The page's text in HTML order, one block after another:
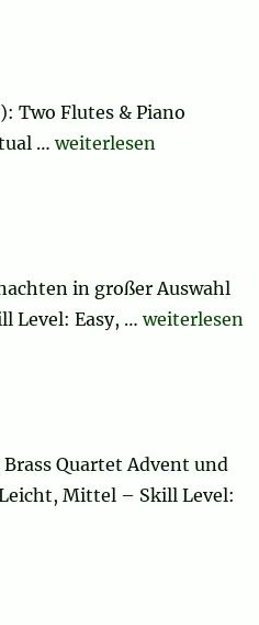
Two Flutes & Piano
…„Christmas Sheet
weiterlesen
in großer Auswahl
Level: Easy, …„Frosty the
weiterlesen
Quartet Advent und
Mittel – Skill Level: